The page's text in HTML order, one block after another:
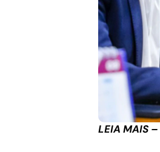
LEIA MAIS –